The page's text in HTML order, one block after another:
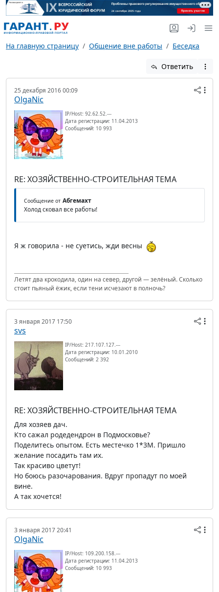
На главную страницу Общение вне работы Беседка
Ответить
25 декабря 2016 00:09
OlgaNic
IP/Host: 92.62.52.---
Дата регистрации: 11.04.2013
Сообщений: 10 993
RE: ХОЗЯЙСТВЕННО-СТРОИТЕЛЬНАЯ ТЕМА
Сообщение от Абгемахт
Холод сковал все работы!
Я ж говорила - не суетись, жди весны
Летят два крокодила, один на север, другой — зелёный. Сколько
стоит пьяный ёжик, если тени исчезают в полночь?
3 января 2017 17:50
svs
IP/Host: 217.107.127.---
Дата регистрации: 10.01.2010
Сообщений: 2 392
RE: ХОЗЯЙСТВЕННО-СТРОИТЕЛЬНАЯ ТЕМА
Для хозяев дач.
Кто сажал родедендрон в Подмосковье?
Поделитесь опытом. Есть местечко 1*3М. Пришло
желание посадить там их.
Так красиво цветут!
Но боюсь разочарования. Вдруг пропадут по моей
вине.
А так хочется!
3 января 2017 20:41
OlgaNic
IP/Host: 109.200.158.---
Дата регистрации: 11.04.2013
Сообщений: 10 993